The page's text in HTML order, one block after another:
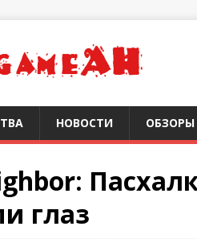
НОВОСТИ ОБЗОРЫ
глаз